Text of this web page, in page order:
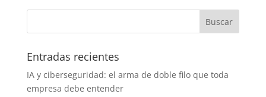
Entradas recientes
IA y ciberseguridad: el arma de doble filo que toda
empresa debe entender